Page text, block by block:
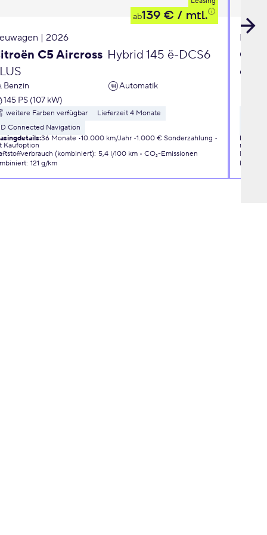
ab139 € / mtl.
| 2026
C5 Aircross Hybrid 145 ë-DCS6
Benzin
Automatik
145 PS (107 kW)
weitere Farben verfügbar
Lieferzeit 4 Monate
Connected Navigation
:36 Monate 10.000 km/Jahr 1.000 € Sonderzahlung
Kaufoption
(kombiniert): 5,4 l/100 km
CO₂-Emissionen
: 121 g/km
mit